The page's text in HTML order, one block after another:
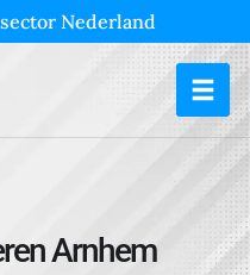
Nederland
Arnhem